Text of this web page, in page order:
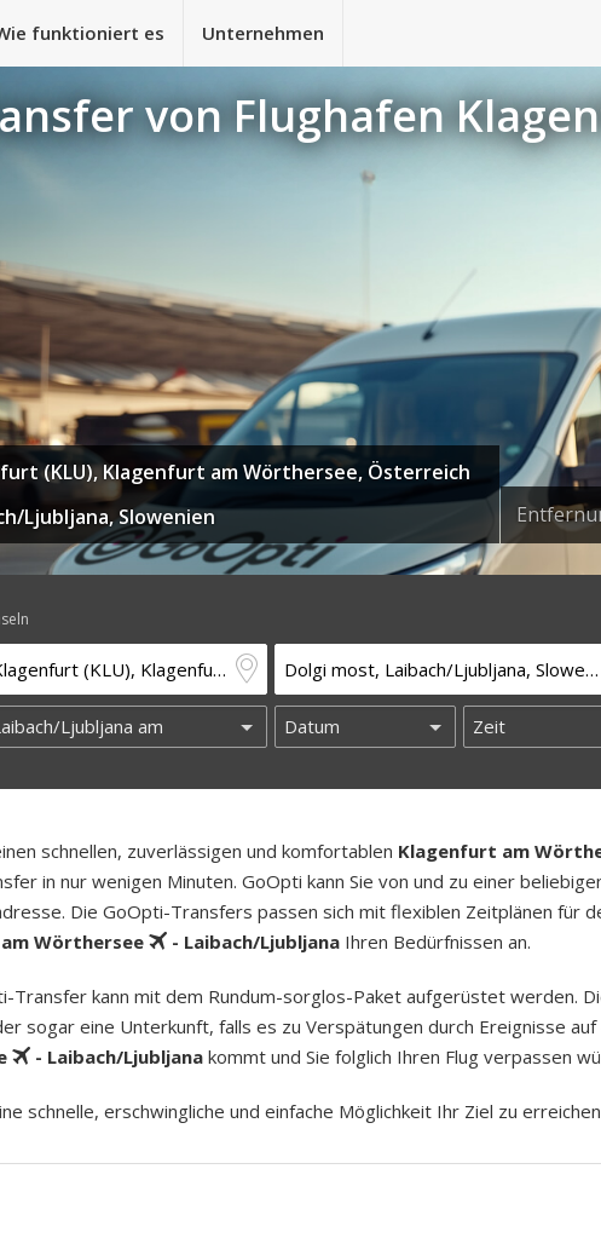
funktioniert es Unternehmen
von Flughafen
(KLU), Klagenfurt am Wörthersee, Österreich
Ljubljana, Slowenien
schnellen, zuverlässigen und komfortablen Klagenfurt am
in nur wenigen Minuten. GoOpti kann Sie von und zu einer
Die GoOpti-Transfers passen sich mit flexiblen Zeitplänen für
Wörthersee
- Laibach/Ljubljana Ihren Bedürfnissen an.
Transfer kann mit dem Rund­um-sorg­los-Pa­ket aufgerüstet werden.
sogar eine Unterkunft, falls es zu Verspätungen durch Ereignisse
- Laibach/Ljubljana kommt und Sie folglich Ihren Flug verpassen
schnelle, erschwingliche und einfache Möglichkeit Ihr Ziel zu